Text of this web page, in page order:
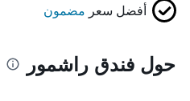
أفضل سعر مضمون
حول فندق راشمور